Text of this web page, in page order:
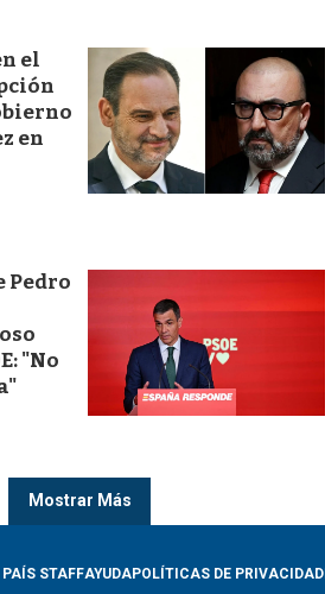
el
en
Pedro
"No
Mostrar Más
PAÍS STAFFAYUDAPOLÍTICAS DE PRIVACIDAD